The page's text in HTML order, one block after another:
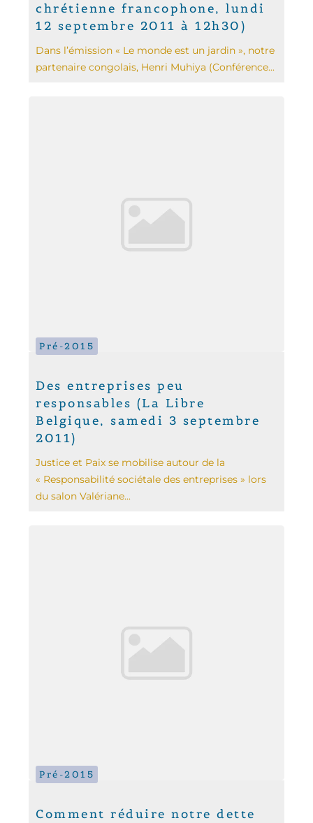
chrétienne francophone, lundi
12 septembre 2011 à 12h30)
Dans l’émission « Le monde est un jardin », notre
partenaire congolais, Henri Muhiya (Conférence...
Pré-2015
Des entreprises peu
responsables (La Libre
Belgique, samedi 3 septembre
2011)
Justice et Paix se mobilise autour de la
« Responsabilité sociétale des entreprises » lors
du salon Valériane...
Pré-2015
Comment réduire notre dette